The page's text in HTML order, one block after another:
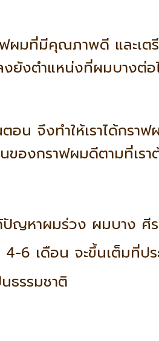
ฟผมที่มีคุณภาพดี และเ
ยังตำแหน่งที่ผมบางต่อ
น จึงทำให้เราได้กรา
องกราฟผมดีตามที่เรา
ญหาผมร่วง ผมบาง ศีร
4-6 เดือน จะขึ้นเต็มที่ป
ธรรมชาติ